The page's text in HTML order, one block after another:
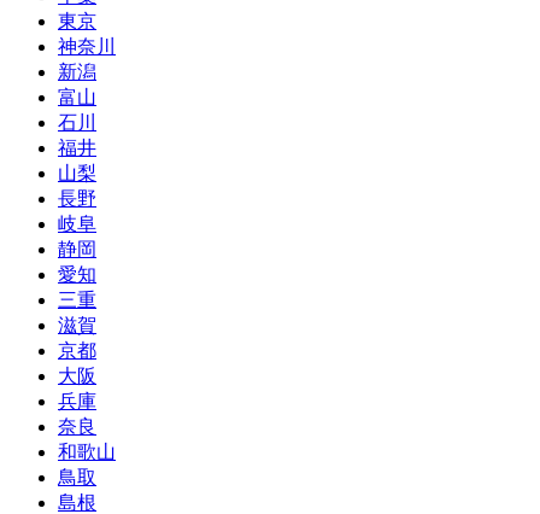
東京
神奈川
新潟
富山
石川
福井
山梨
長野
岐阜
静岡
愛知
三重
滋賀
京都
大阪
兵庫
奈良
和歌山
鳥取
島根